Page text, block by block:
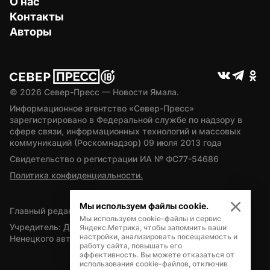
Контакты
Авторы
© 2026 Север-Пресс — Новости Ямала.
Информационное агентство «Север-Пресс»
зарегистрировано в Федеральной службе по надзору в
сфере связи, информационных технологий и массовых
коммуникаций (Роскомнадзор) 09 июля 2013 года
Свидетельство о регистрации ИА № ФС77-54686
Политика конфиденциальности.
Главный редактор — А.Л. Поздеев
Учредитель: Департамент внутренней политики Ямало-
Ненецкого автономного округа
Мы используем файлы cookie.
Мы используем cookie-файлы и сервис
Яндекс.Метрика, чтобы запомнить ваши
настройки, анализировать посещаемость и
работу сайта, повышать его
эффективность. Вы можете отказаться от
использования cookie-файлов, отключив